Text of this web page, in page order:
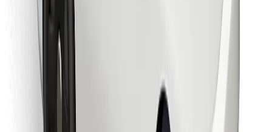
Objavte svoje obľúbené jedlo!
Stiahnite si aplikáciu Bolt Food